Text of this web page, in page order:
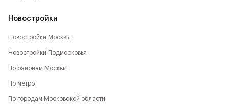
Новостройки
Новостройки Москвы
Новостройки Подмосковья
По районам Москвы
По метро
По городам Московской области